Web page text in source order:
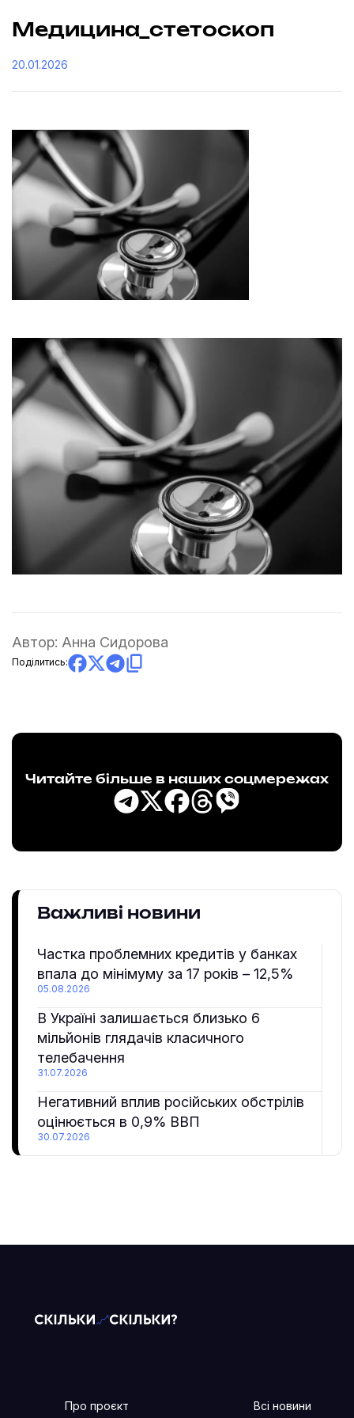
Медицина_стетоскоп
20.01.2026
Автор: Анна Сидорова
Поділитись:
Читайте більше в наших соцмережах
Важливі новини
Частка проблемних кредитів у банках
впала до мінімуму за 17 років – 12,5%
05.08.2026
В Україні залишається близько 6
мільйонів глядачів класичного
телебачення
31.07.2026
Негативний вплив російських обстрілів
оцінюється в 0,9% ВВП
30.07.2026
Про проєкт
Всі новини